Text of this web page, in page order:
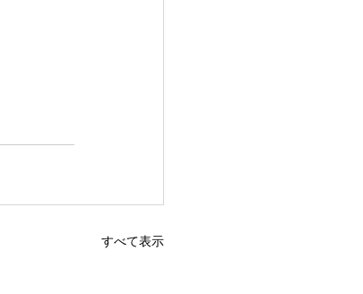
すべて表示